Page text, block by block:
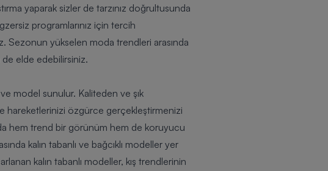
yaparak sizler de tarzınız doğrultusunda
programlarınız için tercih
Sezonun yükselen moda trendleri arasında
de elde edebilirsiniz.
model sunulur. Kaliteden ve şık
hareketlerinizi özgürce gerçekleştirmenizi
hem trend bir görünüm hem de koruyucu
kalın tabanlı ve bağcıklı modeller yer
kalın tabanlı modeller, kış trendlerinin